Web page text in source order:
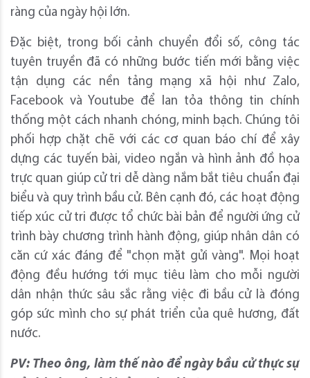
ràng của ngày hội lớn.
Đặc biệt, trong bối cảnh chuyển đổi số, công tác
tuyên truyền đã có những bước tiến mới bằng việc
tận dụng các nền tảng mạng xã hội như Zalo,
Facebook và Youtube để lan tỏa thông tin chính
thống một cách nhanh chóng, minh bạch. Chúng tôi
phối hợp chặt chẽ với các cơ quan báo chí để xây
dựng các tuyến bài, video ngắn và hình ảnh đồ họa
trực quan giúp cử tri dễ dàng nắm bắt tiêu chuẩn đại
biểu và quy trình bầu cử. Bên cạnh đó, các hoạt động
tiếp xúc cử tri được tổ chức bài bản để người ứng cử
trình bày chương trình hành động, giúp nhân dân có
căn cứ xác đáng để "chọn mặt gửi vàng". Mọi hoạt
động đều hướng tới mục tiêu làm cho mỗi người
dân nhận thức sâu sắc rằng việc đi bầu cử là đóng
góp sức mình cho sự phát triển của quê hương, đất
nước.
PV: Theo ông, làm thế nào để ngày bầu cử thực sự